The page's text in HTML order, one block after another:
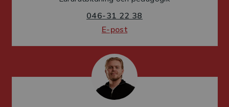
046-31 22 38
E-post